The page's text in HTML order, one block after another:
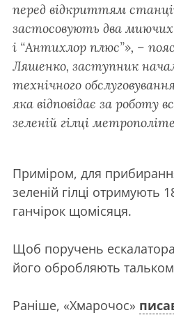
перед відкриттям
застосовують два миючих
і “Антихлор плюс”», –
Ляшенко, заступник
технічного
яка відповідає за роботу
зеленій гілці
Приміром, для
зеленій гілці отримують
ганчірок щомісяця.
Щоб поручень
його обробляють
Раніше, «Хмарочос»